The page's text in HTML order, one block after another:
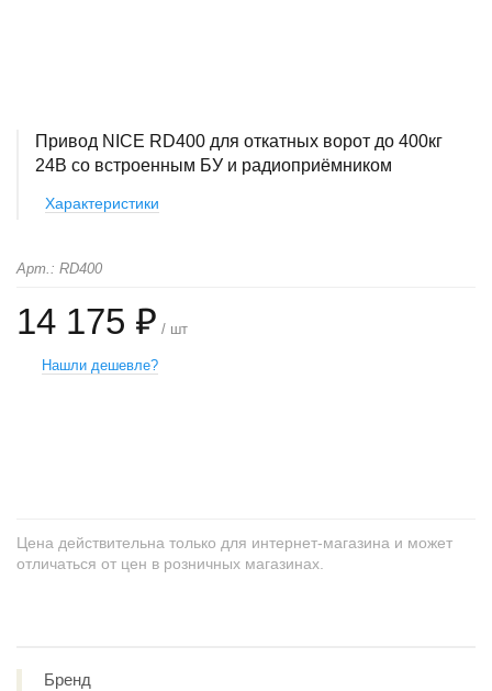
Привод NICE RD400 для откатных ворот до 400кг
24В со встроенным БУ и радиоприёмником
Характеристики
Арт.: RD400
14 175 ₽ / шт
Нашли дешевле?
Цена действительна только для интернет-магазина и может
отличаться от цен в розничных магазинах.
Бренд